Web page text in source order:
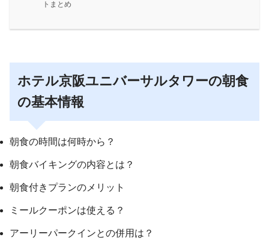
トまとめ
ホテル京阪ユニバーサルタワーの朝食
の基本情報
朝食の時間は何時から？
朝食バイキングの内容とは？
朝食付きプランのメリット
ミールクーポンは使える？
アーリーパークインとの併用は？